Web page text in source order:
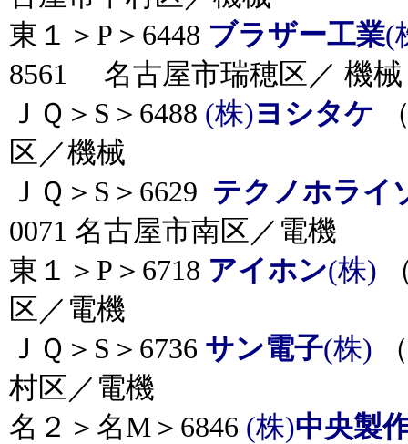
東１＞P＞6448 ブラザー工業(
8561 名古屋市瑞穂区／ 機械
ＪＱ＞S＞6488 (株)ヨシタケ
区／機械
ＪＱ＞S＞6629 テクノホライ
0071 名古屋市南区／電機
東１＞P＞6718 アイホン(株)
区／電機
ＪＱ＞S＞6736 サン電子(株)
村区／電機
名２＞名M＞6846 (株)中央製